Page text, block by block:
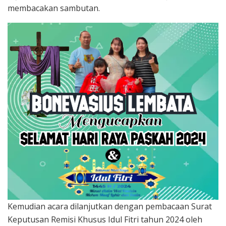
membacakan sambutan.
Kemudian acara dilanjutkan dengan pembacaan Surat
Keputusan Remisi Khusus Idul Fitri tahun 2024 oleh